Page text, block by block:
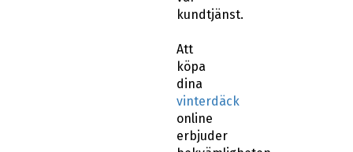
Att
dina
vinterdäck
online
erbjuder
bekvämligheten
att